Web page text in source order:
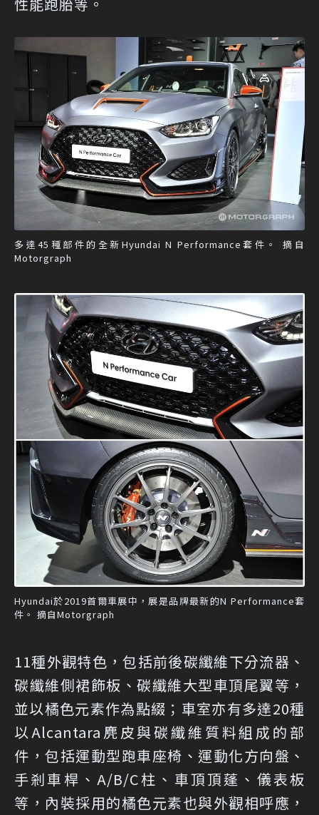
多達45種部件的全新Hyundai N Performance套件。 摘自
Motorgraph
Hyundai於2019首爾車展中，展是品牌最新的N Performance套
件。 摘自Motorgraph
11種外觀特色，包括前後碳纖維下分流器、
碳纖維側裙飾板、碳纖維大型車頂尾翼等，
並以橘色元素作為點綴；車室亦有多達20種
以Alcantara麂皮與碳纖維質料組成的部
件，包括運動型跑車座椅、運動化方向盤、
手剎車桿、A/B/C柱、車頂頂蓬、儀表板
等，內裝採用的橘色元素也與外觀相呼應，